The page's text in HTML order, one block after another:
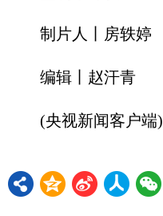
制片人丨房轶婷
编辑丨赵汗青
(央视新闻客户端)